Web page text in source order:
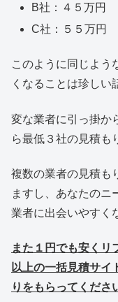
B社：４５万円
C社：５５万円
このように同じよう
くなることは珍しい
変な業者に引っ掛か
ら最低３社の見積も
複数の業者の見積も
ますし、あなたのニ
業者に出会いやすく
また１円でも安くリ
以上の一括見積サイ
りをもらってくださ